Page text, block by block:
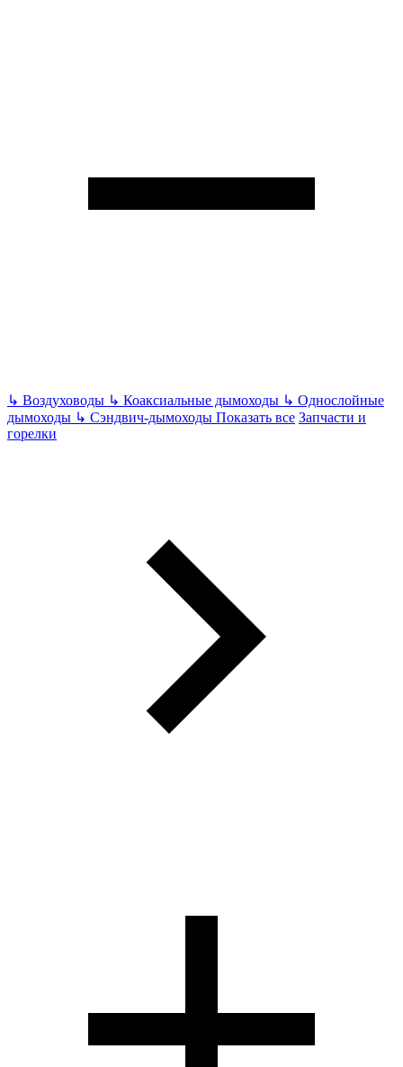
↳ Воздуховоды ↳ Коаксиальные дымоходы ↳ Однослойные
дымоходы ↳ Сэндвич-дымоходы Показать все Запчасти и
горелки